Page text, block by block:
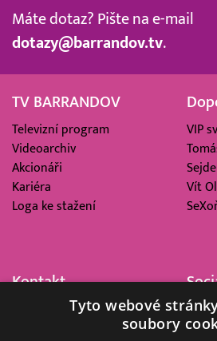
Máte dotaz? Pište na e-mail
dotazy@barrandov.tv.
TV BARRANDOV
Televizní program
Videoarchiv
Akcionáři
Kariéra
Loga ke stažení
VIP
Vít
Kontakt
Barrandov Televizní Studio,
Tyto webové
soubory